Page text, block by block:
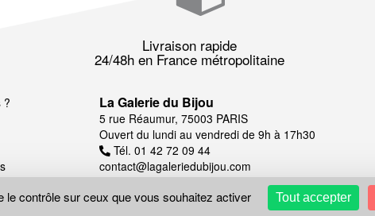
Livraison rapide
24/48h en France métropolitaine
?
La Galerie du Bijou
5 rue Réaumur, 75003 PARIS
Ouvert du lundi au vendredi de 9h à 17h30
Tél. 01 42 72 09 44
contact@lagaleriedubijou.com
contrôle sur ceux que vous souhaitez activer Tout accepter